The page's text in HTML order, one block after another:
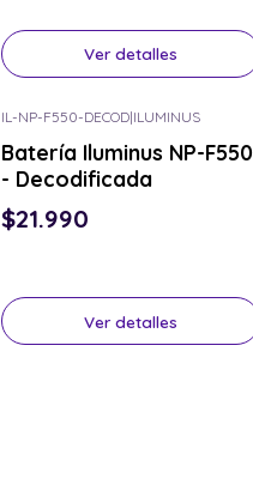
Ver detalles
IL-NP-F550-DECOD|ILUMINUS
Batería Iluminus NP-F550
- Decodificada
$21.990
Ver detalles